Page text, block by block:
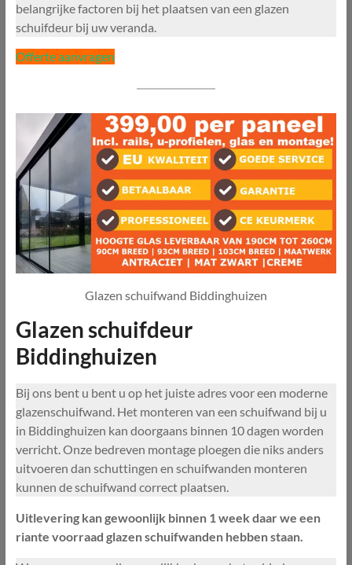
belangrijke factoren bij het plaatsen van een glazen
schuifdeur bij uw veranda.
Offerte aanvragen
Glazen schuifwand Biddinghuizen
Glazen schuifdeur
Biddinghuizen
Bij ons bent u bent u op het juiste adres voor een moderne
glazenschuifwand. Het monteren van een schuifwand bij u
in Biddinghuizen kan doorgaans binnen 10 dagen worden
verricht. Onze bedreven montage ploegen die niks anders
uitvoeren dan schuttingen en schuifwanden monteren
kunnen de schuifwand correct plaatsen.
Uitlevering kan gewoonlijk binnen 1 week daar we een
riante voorraad glazen schuifwanden hebben staan.